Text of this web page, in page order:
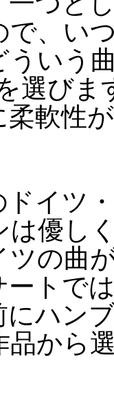
で、い
いう
選びま
柔軟性
イツ
優し
ツの曲
ートで
にハン
から